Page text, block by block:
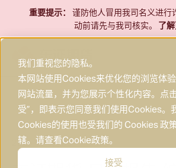
我们重视您的隐私。
本网站使用Cookies来优化您的浏览体
网站流量，并为您展示个性化内容。点
受”，即表示您同意我们使用Cookies。
Cookies的使用也受我们的 Cookies 政
辖。请查看Cookie政策。
接受
内
2025年10月23日 | 研究
重要提示：
谨防他人冒用我司名义进行
动前请先与我司核实。
了